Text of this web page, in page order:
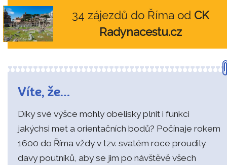
34 zájezdů do Říma od CK
Radynacestu.cz
Víte, že…
Díky své výšce mohly obelisky plnit i funkci
jakýchsi met a orientačních bodů? Počínaje rokem
1600 do Říma vždy v tzv. svatém roce proudily
davy poutníků, aby se jim po návštěvě všech